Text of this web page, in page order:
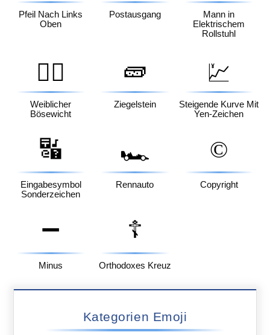
Pfeil Nach Links
Oben
Postausgang
Mann in
Elektrischem
Rollstuhl
🦹‍♀️
Weiblicher
Bösewicht
🧱
Ziegelstein
💹
Steigende Kurve Mit
Yen-Zeichen
🔣
Eingabesymbol
Sonderzeichen
🏎️
Rennauto
©️
Copyright
➖
Minus
☦️
Orthodoxes Kreuz
Kategorien Emoji